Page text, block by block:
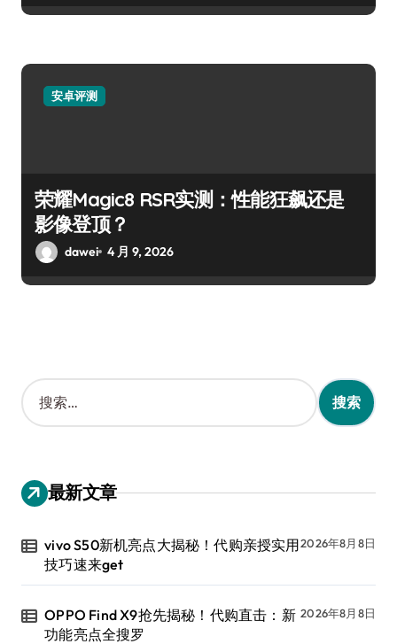
安卓评测
荣耀Magic8 RSR实测：性能狂飙还是
影像登顶？
dawei 4 月 9, 2026
搜
索
：
最新文章
vivo S50新机亮点大揭秘！代购亲授实用
技巧速来get
2026年8月8日
OPPO Find X9抢先揭秘！代购直击：新
功能亮点全搜罗
2026年8月8日